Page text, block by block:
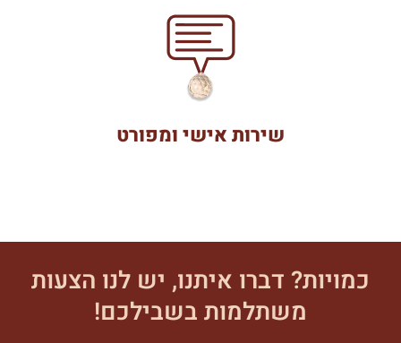
שירות אישי ומפורט
כמויות? דברו איתנו, יש לנו הצעות
משתלמות בשבילכם!